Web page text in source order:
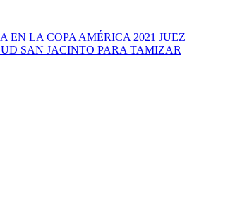
EN LA COPA AMÉRICA 2021 JUEZ
SAN JACINTO PARA TAMIZAR